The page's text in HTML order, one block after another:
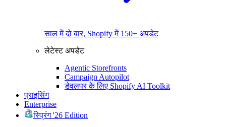
साल में दो बार, Shopify में 150+ अपडेट
लेटेस्ट अपडेट
Agentic Storefronts
Campaign Autopilot
डेवलपर के लिए Shopify AI Toolkit
प्राइसिंग
Enterprise
स्प्रिंग '26 Edition